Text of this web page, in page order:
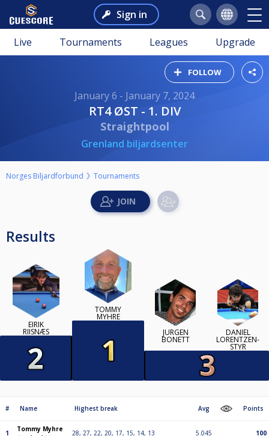
Sign in
Live Tournaments Leagues Upgrade
FOLLOW
January 6 - January 7, 2024
RT4 ØST - 1. DIV
Straightpool
Grenland biljardsenter
Norges Biljardforbund Tournaments
Results
EIRIK
RIISNÆS
TOMMY
MYHRE
JURGEN
BONETT
DANIEL
LORENTZEN-
STYR
# Name Highest break Avg Points
1 Tommy Myhre 28, 27, 22, 20, 17, 15, 14, 13 5.045 100